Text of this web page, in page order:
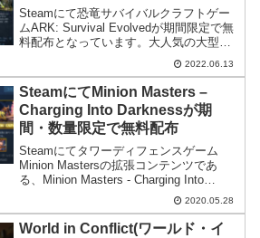
Steamにて恐竜サバイバルクラフトゲー
ムARK: Survival Evolvedが期間限定で無
料配布となっています。大人気の大型タ
2022.06.13
SteamにてMinion Masters –
Charging Into Darknessが期
間・数量限定で無料配布
Steamにてタワーディフェンスゲーム
Minion Mastersの拡張コンテンツであ
る、Minion Masters - Charging Into
Darknessが期間・数量限定で無料配布と
なっています。※ベースゲームは無料で
す。
2020.05.28
World in Conflict(ワールド・イ